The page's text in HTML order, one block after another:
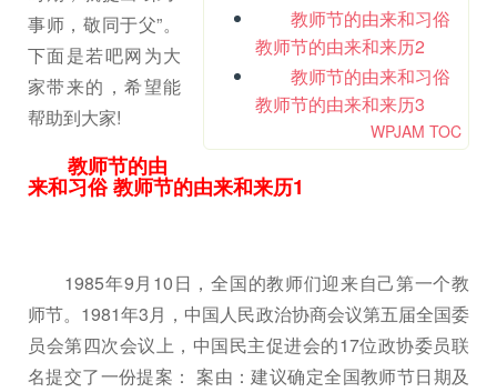
教师节的由来和习俗
教师节的由来和来历2
教师节的由来和习俗
教师节的由来和来历3
WPJAM TOC
事师，敬同于父”。
下面是若吧网为大
家带来的，希望能
帮助到大家!
教师节的由
来和习俗 教师节的由来和来历1
1985年9月10日，全国的教师们迎来自己第一个教
师节。1981年3月，中国人民政治协商会议第五届全国委
员会第四次会议上，中国民主促进会的17位政协委员联
名提交了一份提案： 案由：建议确定全国教师节日期及